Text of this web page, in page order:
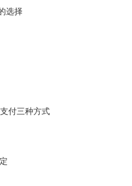
选择
付三种方式